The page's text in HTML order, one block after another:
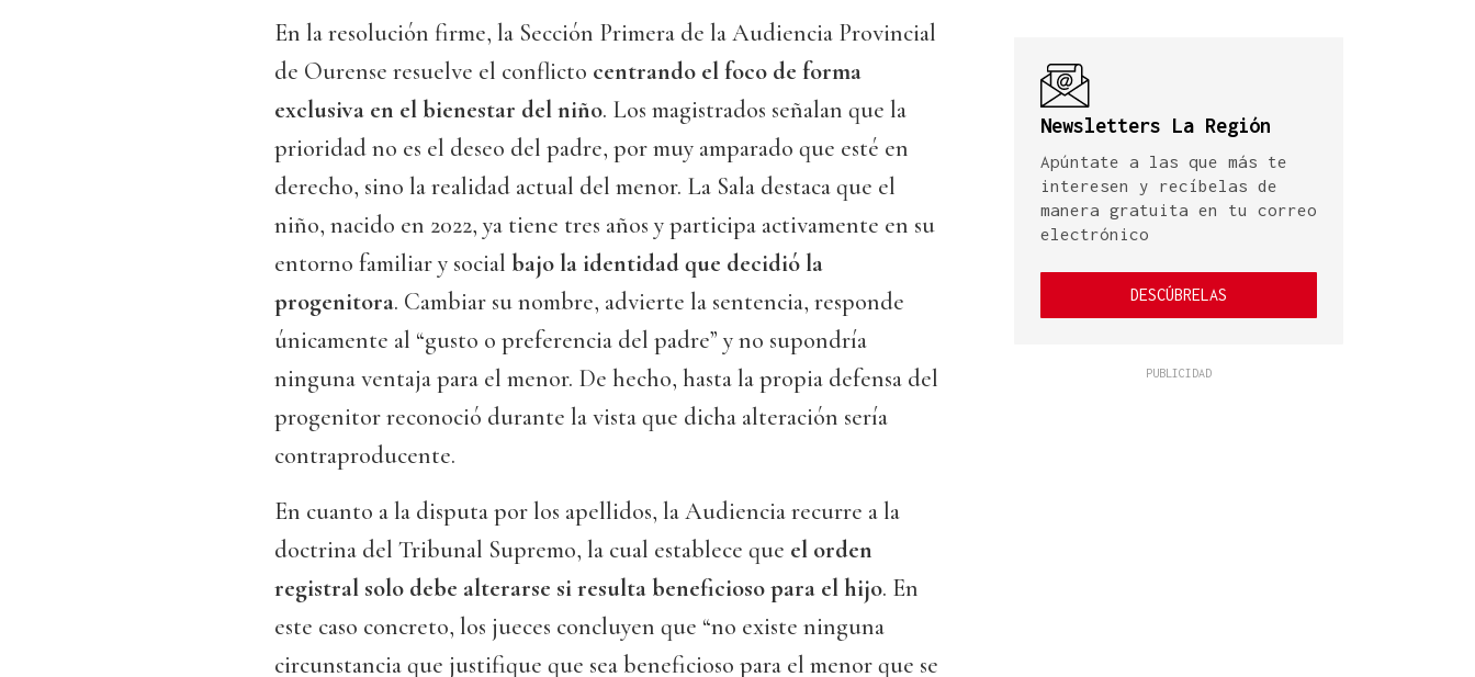
En la resolución firme, la Sección Primera de la Audiencia Provincial
de Ourense resuelve el conflicto centrando el foco de forma
exclusiva en el bienestar del niño. Los magistrados señalan que la
prioridad no es el deseo del padre, por muy amparado que esté en
derecho, sino la realidad actual del menor. La Sala destaca que el
niño, nacido en 2022, ya tiene tres años y participa activamente en su
entorno familiar y social bajo la identidad que decidió la
progenitora. Cambiar su nombre, advierte la sentencia, responde
únicamente al “gusto o preferencia del padre” y no supondría
ninguna ventaja para el menor. De hecho, hasta la propia defensa del
progenitor reconoció durante la vista que dicha alteración sería
contraproducente.
En cuanto a la disputa por los apellidos, la Audiencia recurre a la
doctrina del Tribunal Supremo, la cual establece que el orden
registral solo debe alterarse si resulta beneficioso para el hijo. En
este caso concreto, los jueces concluyen que “no existe ninguna
circunstancia que justifique que sea beneficioso para el menor que se
Newsletters La Región
Apúntate a las que más te
interesen y recíbelas de
manera gratuita en tu correo
electrónico
DESCÚBRELAS